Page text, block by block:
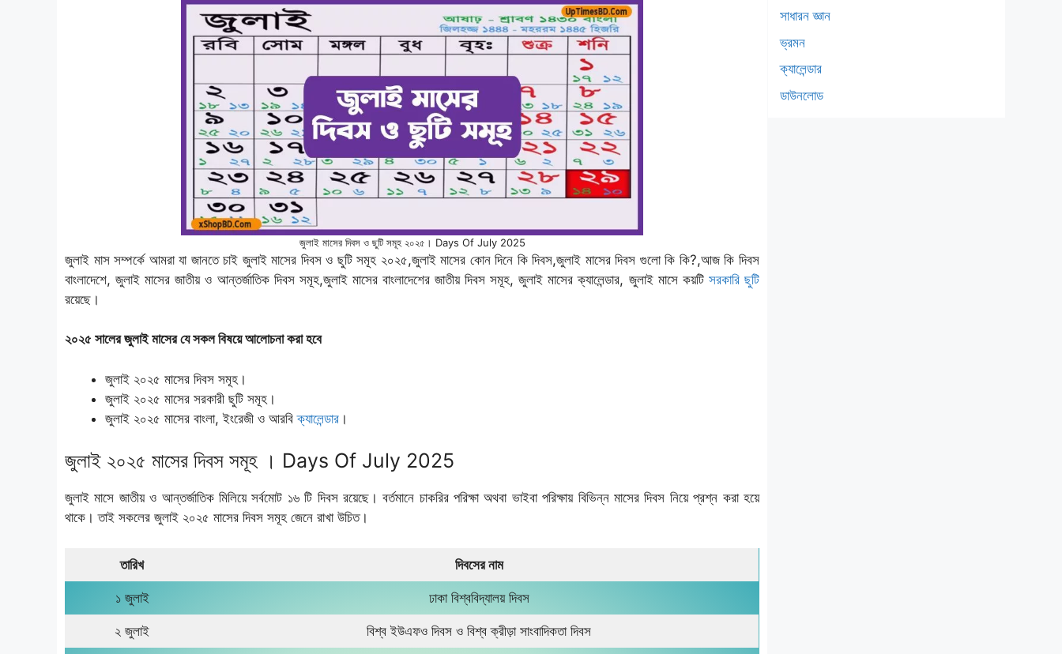
জুলাই মাসের দিবস ও ছুটি সমূহ ২০২৫। Days Of July 2025
জুলাই মাস সম্পর্কে আমরা যা জানতে চাই জুলাই মাসের দিবস ও ছুটি সমূহ ২০২৫,জুলাই মাসের কোন দিনে কি দিবস,জুলাই মাসের দিবস গুলো কি কি?,আজ কি দিবস
বাংলাদেশে, জুলাই মাসের জাতীয় ও আন্তর্জাতিক দিবস সমূহ,জুলাই মাসের বাংলাদেশের জাতীয় দিবস সমূহ, জুলাই মাসের ক্যালেন্ডার, জুলাই মাসে কয়টি সরকারি ছুটি
রয়েছে।
২০২৫ সালের জুলাই মাসের যে সকল বিষয়ে আলোচনা করা হবে
জুলাই ২০২৫ মাসের দিবস সমূহ।
জুলাই ২০২৫ মাসের সরকারী ছুটি সমূহ।
জুলাই ২০২৫ মাসের বাংলা, ইংরেজী ও আরবিক্যালেন্ডার ।
জুলাই ২০২৫ মাসের দিবস সমূহ । Days Of July 2025
জুলাই মাসে জাতীয় ও আন্তর্জাতিক মিলিয়ে সর্বমোট ১৬ টি দিবস রয়েছে। বর্তমানে চাকরির পরিক্ষা অথবা ভাইবা পরিক্ষায় বিভিন্ন মাসের দিবস নিয়ে প্রশ্ন করা হয়ে
থাকে। তাই সকলের জুলাই ২০২৫ মাসের দিবস সমূহ জেনে রাখা উচিত।
তারিখ দিবসের নাম
১ জুলাই ঢাকা বিশ্ববিদ্যালয় দিবস
২ জুলাই বিশ্ব ইউএফও দিবস ও বিশ্ব ক্রীড়া সাংবাদিকতা দিবস
সাধারন জ্ঞান
ভ্রমন
ক্যালেন্ডার
ডাউনলোড